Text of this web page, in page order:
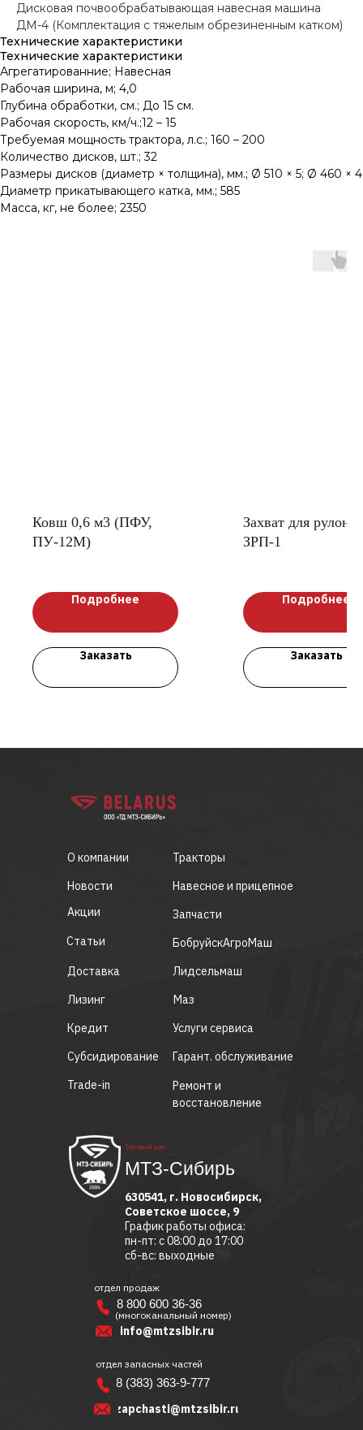
Дисковая почвообрабатывающая навесная машина
ДМ-4 (Комплектация с тяжелым обрезиненным катком)
Технические характеристики
Технические характеристики
Агрегатированние; Навесная
Рабочая ширина, м; 4,0
Глубина обработки, см.; До 15 см.
Рабочая скорость, км/ч.;12 – 15
Требуемая мощность трактора, л.с.; 160 – 200
Количество дисков, шт.; 32
Размеры дисков (диаметр × толщина), мм.; Ø 510 × 5; Ø 460 × 4
Диаметр прикатывающего катка, мм.; 585
Масса, кг, не более; 2350
Ковш 0,6 м3 (ПФУ,
ПУ-12М)
Подробнее
Заказать
Захват для
ЗРП-1
Подробнее
Заказать
Торговый дом
МТЗ-Сибирь
Акции
Статьи
Новости
Trade-in
Субсидирование
Кредит
Лизинг
Ремонт и
восстановление
Гарант. обслуживание
Услуги сервиса
Доставка
Маз
Лидсельмаш
БобруйскАгроМаш
Запчасти
Навесное и прицепное
Тракторы
О компании
630541, г. Новосибирск,
Советское шоссе, 9
График работы офиса:
пн-пт: с 08:00 до 17:00
сб-вс: выходные
zapchasti@mtzsibir.ru
отдел запасных частей
info@mtzsibir.ru
отдел продаж
(многоканальный номер)
8 800 600 36-36
8 (383) 363-9-777